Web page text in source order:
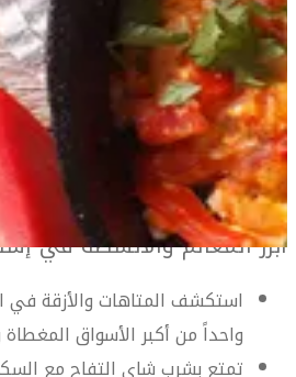
دليل
احبس أنفاسك في هذه المدينة التي
مزدحمة، مطاعم ذات مستوى عالمي
معالم العصور الغابرة الملهمة
البوسفور.
تمثل عاصمة تركيا الاقتصادية
الطرق بين أوروبا وآسيا مكاناً حقيقياً
أبرز المعالم والأنشطة في
استكشف المتاهات والأزقة في
واحداً من أكبر الأسواق
تمتع بشرب شاي التفاح مع